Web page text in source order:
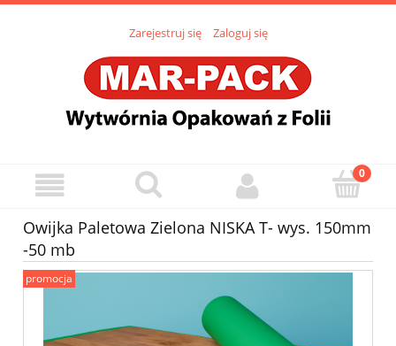
Zarejestruj się Zaloguj się
Owijka Paletowa Zielona NISKA T- wys. 150mm
-50 mb
promocja